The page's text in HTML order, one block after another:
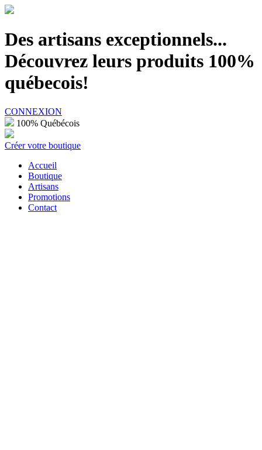
Des artisans exceptionnels...
Découvrez leurs produits 100%
québecois!
CONNEXION
100% Québécois
Créer votre boutique
Accueil
Boutique
Artisans
Promotions
Contact